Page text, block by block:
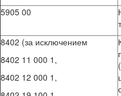
5905 00
8402 (за исключением
8402 11 000 1,
8402 12 000 1,